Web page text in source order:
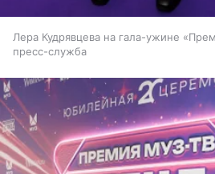
Лера Кудрявцева на гала-ужине
пресс-служба